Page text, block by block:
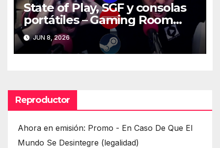
State of Play, SGF y consolas
portátiles – Gaming Room
#128
JUN 8, 2026
Reproductor
Ahora en emisión: Promo - En Caso De Que El
Mundo Se Desintegre (legalidad)